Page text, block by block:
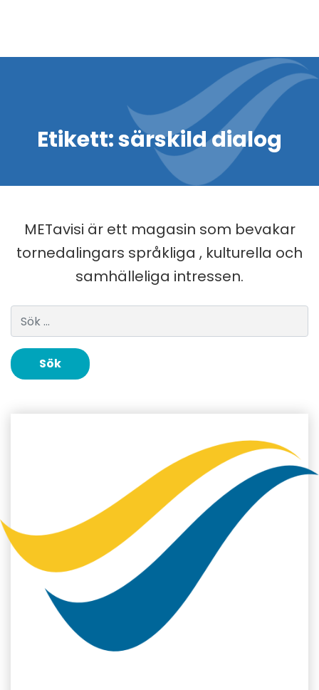
Etikett:särskild dialog
METavisi är ett magasin som bevakar
tornedalingars språkliga , kulturella och
samhälleliga intressen.
Sök efter: